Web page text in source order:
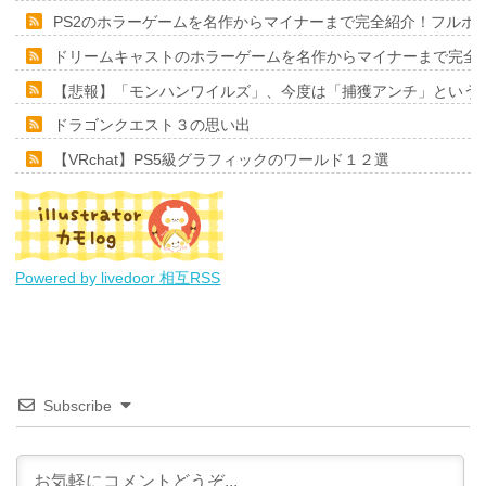
PS2のホラーゲームを名作からマイナーまで完全紹介！フルポ
ドリームキャストのホラーゲームを名作からマイナーまで完
【悲報】「モンハンワイルズ」、今度は「捕獲アンチ」とい
ドラゴンクエスト３の思い出
【VRchat】PS5級グラフィックのワールド１２選
Powered by livedoor 相互RSS
Subscribe